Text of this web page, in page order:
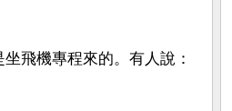
飛機專程來的。有人說：